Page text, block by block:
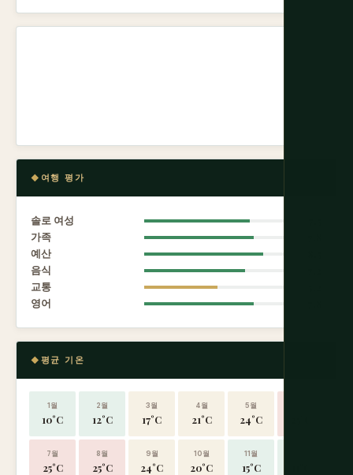
여행 평가
솔로 여성
가족
예산
음식
교통
영어
평균 기온
1월
10°C
2월
12°C
3월
17°C
4월
21°C
5월
24°C
7월
25°C
8월
25°C
9월
24°C
10월
20°C
11월
15°C